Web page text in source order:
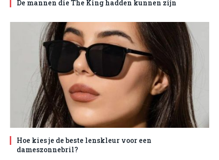
De mannen die The King hadden kunnen zijn
Hoe kies je de beste lenskleur voor een
dameszonnebril?